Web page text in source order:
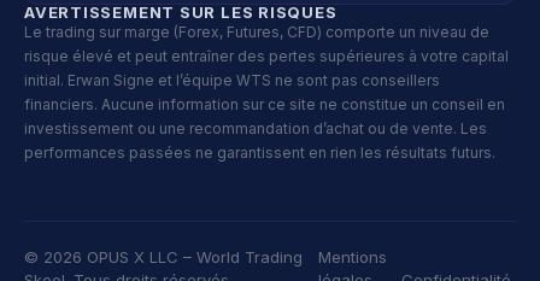
AVERTISSEMENT SUR LES RISQUES
Le trading sur marge (Forex, Futures, CFD) comporte un niveau de
risque élevé et peut entraîner des pertes supérieures à votre capital
initial. Erwan Signe et l’équipe WTS ne sont pas conseillers
financiers. Aucune information sur ce site ne constitue un conseil en
investissement ou une recommandation d’achat ou de vente. Les
performances passées ne garantissent en rien les résultats futurs.
© 2026 OPUS X LLC – World Trading
Mentions